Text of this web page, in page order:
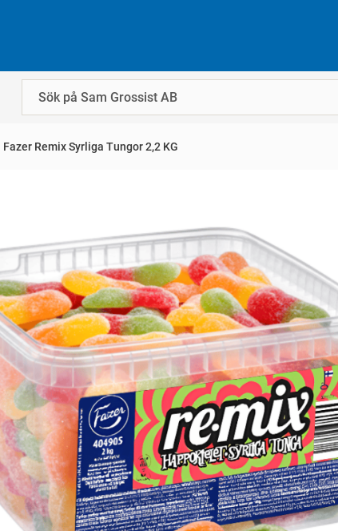
Fazer Remix Syrliga Tungor 2,2 KG